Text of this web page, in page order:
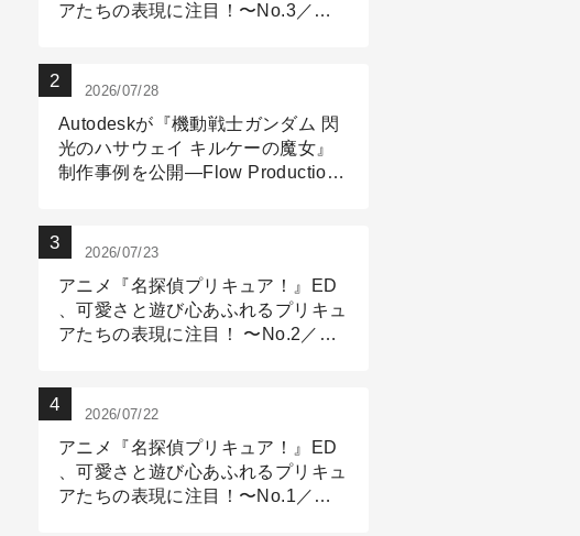
アたちの表現に注目！〜No.3／ア
2026/07/28
Autodeskが『機動戦士ガンダム 閃
光のハサウェイ キルケーの魔女』
制作事例を公開―Flow Production
2026/07/23
アニメ『名探偵プリキュア！』ED
、可愛さと遊び心あふれるプリキュ
アたちの表現に注目！ 〜No.2／モ
2026/07/22
アニメ『名探偵プリキュア！』ED
、可愛さと遊び心あふれるプリキュ
アたちの表現に注目！〜No.1／演